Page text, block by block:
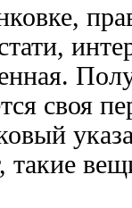
своя
такие